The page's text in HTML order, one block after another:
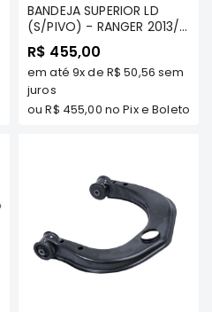
BANDEJA SUPERIOR LD
(S/PIVO) - RANGER 2013/...
- COFAP
R$ 455,00
em até 9xde R$ 50,56 sem
juros
ouR$ 455,00 no Pix e Boleto